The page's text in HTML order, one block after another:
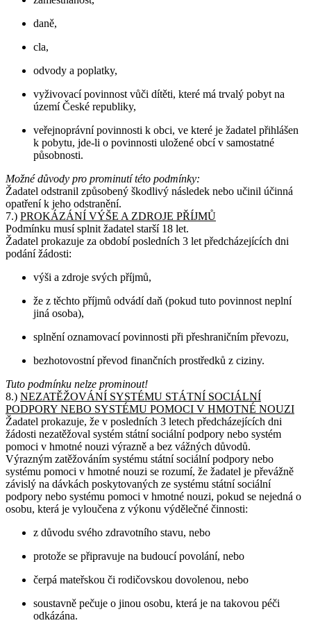
daně,
cla,
odvody a poplatky,
vyživovací povinnost vůči dítěti, které má trvalý pobyt na
území České republiky,
veřejnoprávní povinnosti k obci, ve které je žadatel přihlášen
k pobytu, jde-li o povinnosti uložené obcí v samostatné
působnosti.
Možné důvody pro prominutí této podmínky:
Žadatel odstranil způsobený škodlivý následek nebo učinil účinná
opatření k jeho odstranění.
7.) PROKÁZÁNÍ VÝŠE A ZDROJE PŘÍJMŮ
Podmínku musí splnit žadatel starší 18 let.
Žadatel prokazuje za období posledních 3 let předcházejících dni
podání žádosti:
výši a zdroje svých příjmů,
že z těchto příjmů odvádí daň (pokud tuto povinnost neplní
jiná osoba),
splnění oznamovací povinnosti při přeshraničním převozu,
bezhotovostní převod finančních prostředků z ciziny.
Tuto podmínku nelze prominout!
8.) NEZATĚŽOVÁNÍ SYSTÉMU STÁTNÍ SOCIÁLNÍ
PODPORY NEBO SYSTÉMU POMOCI V HMOTNÉ NOUZI
Žadatel prokazuje, že v posledních 3 letech předcházejících dni
žádosti nezatěžoval systém státní sociální podpory nebo systém
pomoci v hmotné nouzi výrazně a bez vážných důvodů.
Výrazným zatěžováním systému státní sociální podpory nebo
systému pomoci v hmotné nouzi se rozumí, že žadatel je převážně
závislý na dávkách poskytovaných ze systému státní sociální
podpory nebo systému pomoci v hmotné nouzi, pokud se nejedná o
osobu, která je vyloučena z výkonu výdělečné činnosti:
z důvodu svého zdravotního stavu, nebo
protože se připravuje na budoucí povolání, nebo
čerpá mateřskou či rodičovskou dovolenou, nebo
soustavně pečuje o jinou osobu, která je na takovou péči
odkázána.